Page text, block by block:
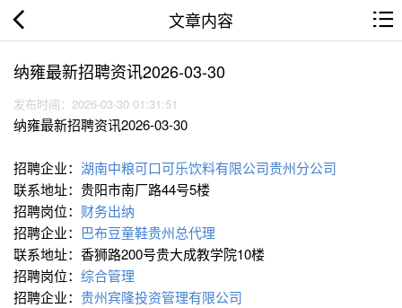
文章内容
纳雍最新招聘资讯2026-03-30
发布时间：2026-03-30 01:31:51
纳雍最新招聘资讯2026-03-30
招聘企业： 湖南中粮可口可乐饮料有限公司贵州分公司
联系地址：贵阳市南厂路44号5楼
招聘岗位： 财务出纳
招聘企业： 巴布豆童鞋贵州总代理
联系地址：香狮路200号贵大成教学院10楼
招聘岗位： 综合管理
招聘企业： 贵州宾隆投资管理有限公司